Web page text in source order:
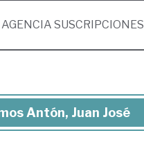
AGENCIA SUSCRIPCIONES
Antón, Juan José